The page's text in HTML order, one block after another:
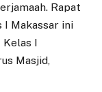
Rapat
I Makassar ini
I
Masjid,